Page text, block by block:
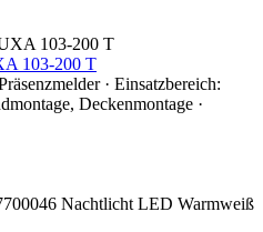
103-200 T
· Einsatzbereich:
Deckenmontage ·